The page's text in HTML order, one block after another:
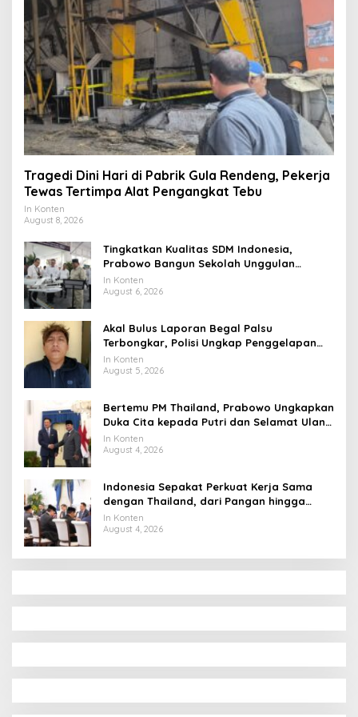
Tragedi Dini Hari di Pabrik Gula Rendeng, Pekerja
Tewas Tertimpa Alat Pengangkat Tebu
In Konten
August 8, 2026
Tingkatkan Kualitas SDM Indonesia,
Prabowo Bangun Sekolah Unggulan
hingga Undang Universitas Terbaik Dunia
In Konten
August 6, 2026
Akal Bulus Laporan Begal Palsu
Terbongkar, Polisi Ungkap Penggelapan
Uang Perusahaan untuk Crypto
In Konten
August 5, 2026
Bertemu PM Thailand, Prabowo Ungkapkan
Duka Cita kepada Putri dan Selamat Ulang
Tahun ke Raja Thailand
In Konten
August 4, 2026
Indonesia Sepakat Perkuat Kerja Sama
dengan Thailand, dari Pangan hingga
Ekonomi Digital
In Konten
August 4, 2026